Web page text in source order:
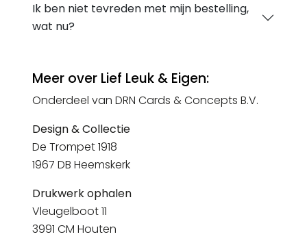
Ik ben niet tevreden met mijn bestelling,
wat nu?
Meer over Lief Leuk & Eigen:
Onderdeel van DRN Cards & Concepts B.V.
Design & Collectie
De Trompet 1918
1967 DB Heemskerk
Drukwerk ophalen
Vleugelboot 11
3991 CM Houten